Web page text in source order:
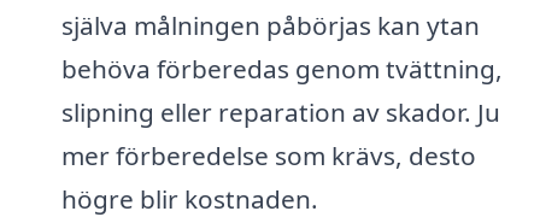
själva målningen påbörjas kan ytan
behöva förberedas genom tvättning,
slipning eller reparation av skador. Ju
mer förberedelse som krävs, desto
högre blir kostnaden.